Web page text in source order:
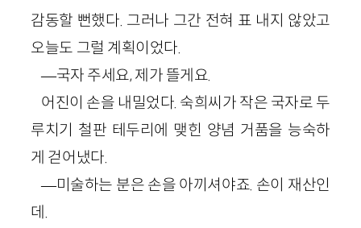
감동할 뻔했다. 그러나 그간 전혀 표 내지 않았고
오늘도 그럴 계획이었다.
―국자 주세요, 제가 뜰게요.
어진이 손을 내밀었다. 숙희씨가 작은 국자로 두
루치기 철판 테두리에 맺힌 양념 거품을 능숙하
게 걷어냈다.
―미술하는 분은 손을 아끼셔야죠. 손이 재산인
데.